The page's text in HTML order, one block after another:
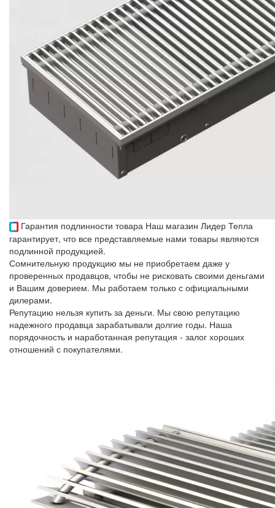
Гарантия подлинности товара Наш магазин Лидер Тепла
гарантирует, что все представляемые нами товары являются
подлинной продукцией.
Сомнительную продукцию мы не приобретаем даже у
проверенных продавцов, чтобы не рисковать своими деньгами
и Вашим доверием. Мы работаем только с официальными
дилерами.
Репутацию нельзя купить за деньги. Мы свою репутацию
надежного продавца зарабатывали долгие годы. Наша
порядочность и наработанная репутация - залог хороших
отношений с покупателями.